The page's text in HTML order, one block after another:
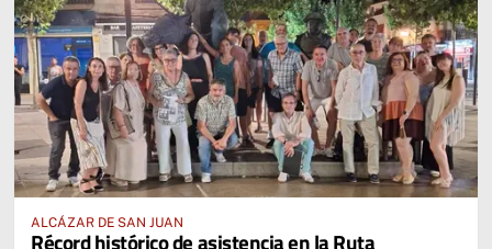
ALCÁZAR DE SAN JUAN
Récord histórico de asistencia en la Ruta